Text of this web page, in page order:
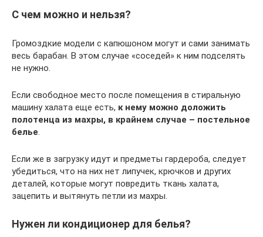
С чем можно и нельзя?
Громоздкие модели с капюшоном могут и сами занимать
весь барабан. В этом случае «соседей» к ним подселять
не нужно.
Если свободное место после помещения в стиральную
машину халата еще есть, к нему можно доложить
полотенца из махры, в крайнем случае – постельное
белье.
Если же в загрузку идут и предметы гардероба, следует
убедиться, что на них нет липучек, крючков и других
деталей, которые могут повредить ткань халата,
зацепить и вытянуть петли из махры.
Нужен ли кондиционер для белья?